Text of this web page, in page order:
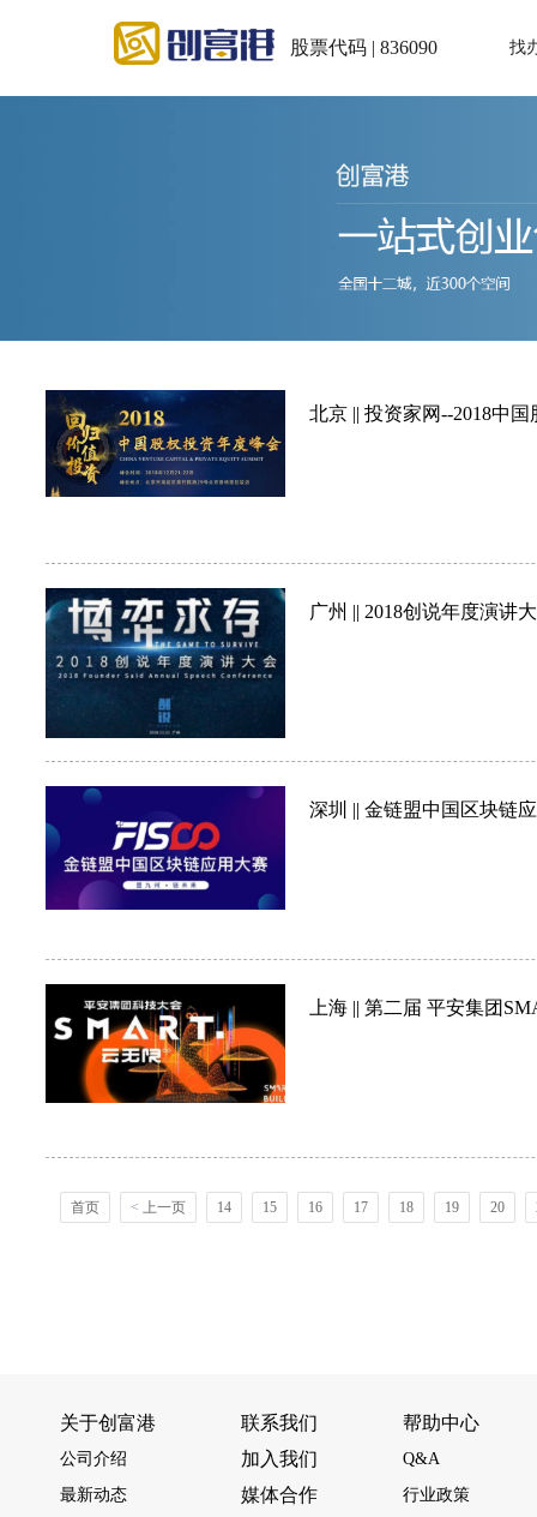
股票代码 | 836090 找
北京 || 投资家网--2018中
广州 || 2018创说年度演讲
深圳 || 金链盟中国区块链
上海 || 第二届 平安集团
首页 < 上一页 14 15 16 17 18 19 20
关于创富港
公司介绍
最新动态
联系我们
加入我们
媒体合作
帮助中心
Q&A
行业政策